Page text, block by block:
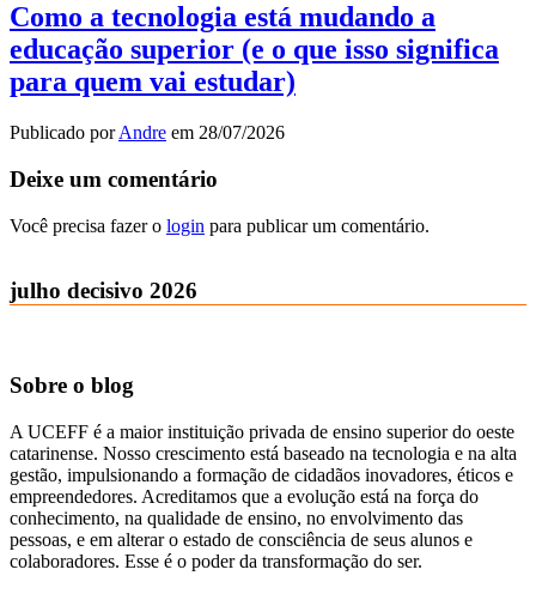
Como a tecnologia está mudando a
educação superior (e o que isso significa
para quem vai estudar)
Publicado porAndre em 28/07/2026
Deixe um comentário
Você precisa fazer o login para publicar um comentário.
julho decisivo 2026
Sobre o blog
A UCEFF é a maior instituição privada de ensino superior do oeste
catarinense. Nosso crescimento está baseado na tecnologia e na alta
gestão, impulsionando a formação de cidadãos inovadores, éticos e
empreendedores. Acreditamos que a evolução está na força do
conhecimento, na qualidade de ensino, no envolvimento das
pessoas, e em alterar o estado de consciência de seus alunos e
colaboradores. Esse é o poder da transformação do ser.